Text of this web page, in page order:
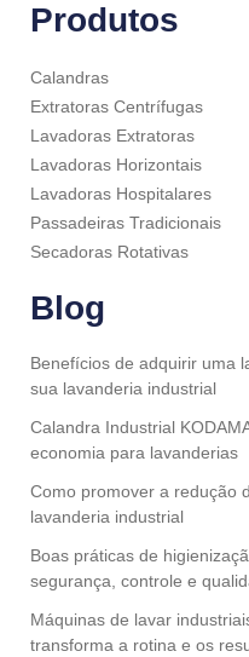
Produtos
Calandras
Extratoras Centrífugas
Lavadoras Extratoras
Lavadoras Horizontais
Lavadoras Hospitalares
Passadeiras Tradicionais
Secadoras Rotativas
Blog
Benefícios de adquirir uma
sua lavanderia industrial
Calandra Industrial
economia para lavanderias
Como promover a redução
lavanderia industrial
Boas práticas de
segurança, controle e
Máquinas de lavar
transforma a rotina e os